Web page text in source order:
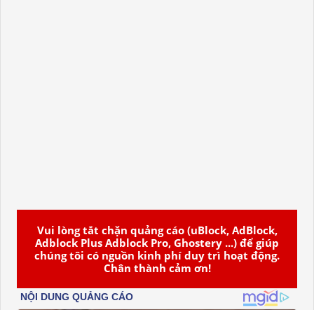
Vui lòng tắt chặn quảng cáo (uBlock, AdBlock,
Adblock Plus Adblock Pro, Ghostery ...) để giúp
chúng tôi có nguồn kinh phí duy trì hoạt động.
Chân thành cảm ơn!